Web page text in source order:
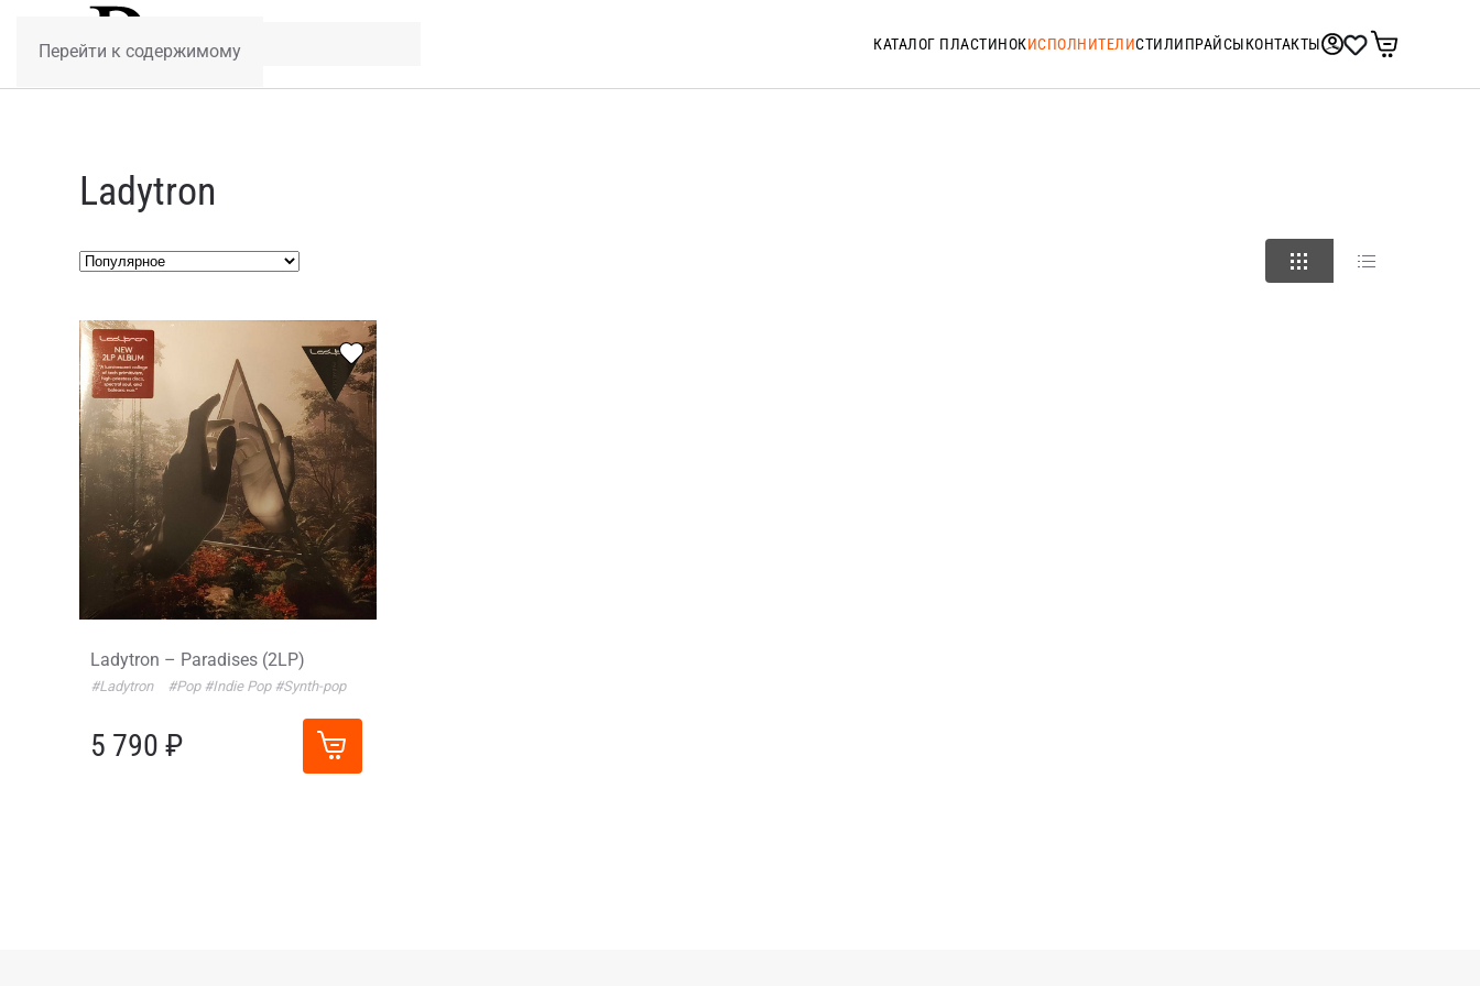
Перейти к содержимому КАТАЛОГ ПЛАСТИНОКИСПОЛНИТЕЛИСТИЛИПРАЙСЫКОНТАКТЫ
Ladytron
Ladytron – Paradises (2LP)
#Ladytron #Pop #Indie Pop #Synth-pop
5 790 ₽